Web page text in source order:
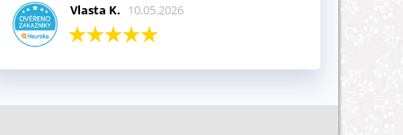
Vlasta K. 10.05.2026